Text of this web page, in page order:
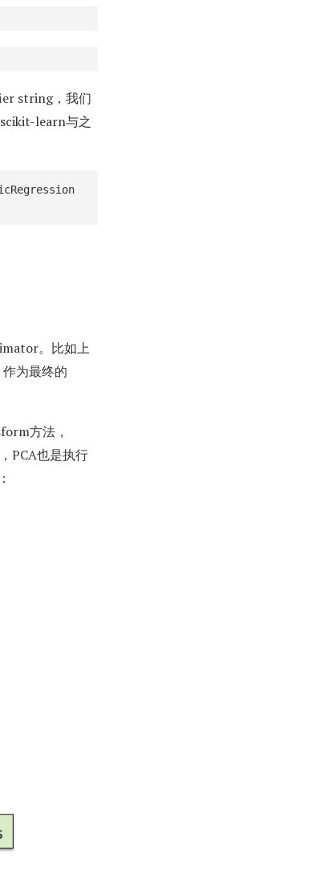
string，我们
learn与之
。比如上
为最终的
方法，
PCA也是执行